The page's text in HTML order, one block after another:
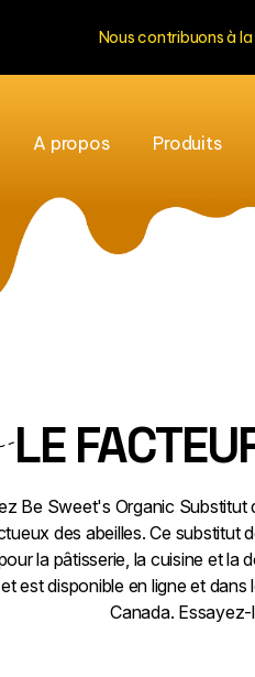
Nous contribuons à
A propos Produits
LE
Be Sweet's Organic Substitut
des abeilles.Ce substitut
la pâtisserie, la cuisine et la
estdisponible en ligne et dans
Canada.